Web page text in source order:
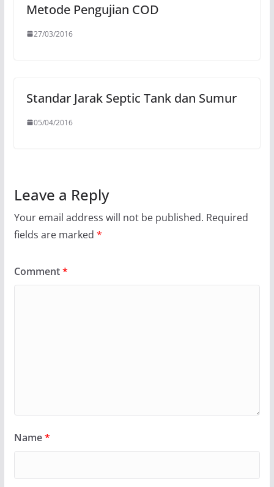
Metode Pengujian COD
27/03/2016
Standar Jarak Septic Tank dan Sumur
05/04/2016
Leave a Reply
Your email address will not be published. Required
fields are marked *
Comment*
Name*